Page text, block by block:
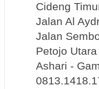
Cideng
Jalan Al
Jalan
Petojo
Ashari -